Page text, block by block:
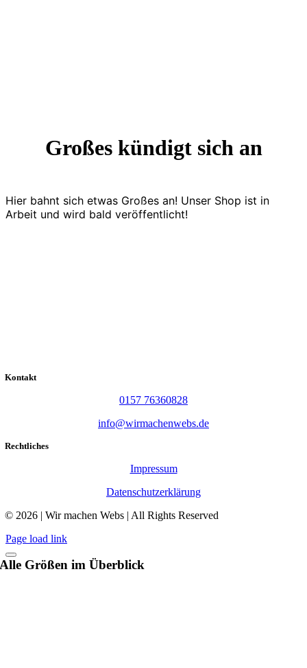
Großes kündigt sich an
Hier bahnt sich etwas Großes an! Unser Shop ist in
Arbeit und wird bald veröffentlicht!
Kontakt
0157 76360828
info@wirmachenwebs.de
Rechtliches
Impressum
Datenschutzerklärung
© 2026 | Wir machen Webs | All Rights Reserved
Page load link
Alle Größen im Überblick